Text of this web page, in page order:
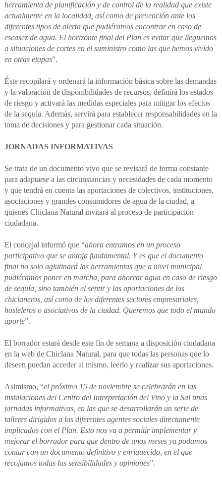
herramienta de planificación y de control de la realidad que existe
actualmente en la localidad, así como de prevención ante los
diferentes tipos de alerta que pudiéramos encontrar en caso de
escasez de agua. El horizonte final del Plan es evitar que lleguemos
a situaciones de cortes en el suministro como las que hemos vivido
en otras etapas”.
Éste recopilará y ordenará la información básica sobre las demandas
y la valoración de disponibilidades de recursos, definirá los estados
de riesgo y activará las medidas especiales para mitigar los efectos
de la sequía. Además, servirá para establecer responsabilidades en la
toma de decisiones y para gestionar cada situación.
JORNADAS INFORMATIVAS
Se trata de un documento vivo que se revisará de forma constante
para adaptarse a las circunstancias y necesidades de cada momento
y que tendrá en cuenta las aportaciones de colectivos, instituciones,
asociaciones y grandes consumidores de agua de la ciudad, a
quienes Chiclana Natural invitará al proceso de participación
ciudadana.
El concejal informó que “ahora entramos en un proceso
participativo que se antoja fundamental. Y es que el documento
final no solo aglutinará las herramientas que a nivel municipal
pudiéramos poner en marcha, para ahorrar agua en caso de riesgo
de sequía, sino también el sentir y las aportaciones de los
chiclaneros, así como de los diferentes sectores empresariales,
hosteleros o asociativos de la ciudad. Queremos que todo el mundo
aporte”.
El borrador estará desde este fin de semana a disposición ciudadana
en la web de Chiclana Natural, para que todas las personas que lo
deseen puedan acceder al mismo, leerlo y realizar sus aportaciones.
Asimismo, “el próximo 15 de noviembre se celebrarán en las
instalaciones del Centro del Interpretación del Vino y la Sal unas
jornadas informativas, en las que se desarrollarán un serie de
talleres dirigidos a los diferentes agentes sociales directamente
implicados con el Plan. Esto nos va a permitir implementar y
mejorar el borrador para que dentro de unos meses ya podamos
contar con un documento definitivo y enriquecido, en el que
recojamos todas las sensibilidades y opiniones”.